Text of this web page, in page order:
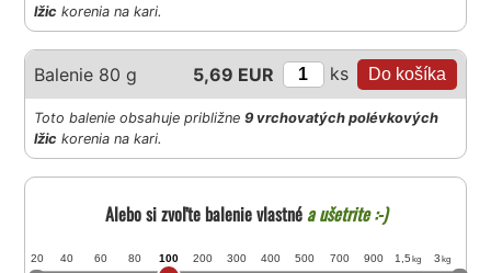
lžic korenia na kari.
Balenie 80 g 5,69 EUR ks
Toto balenie obsahuje približne9 vrchovatých polévkových
lžic korenia na kari.
Alebo si zvoľte balenie vlastnéa ušetrite :-)
20 40 60 80 100 200 300 400 500 700 900 1,5 kg 3 kg